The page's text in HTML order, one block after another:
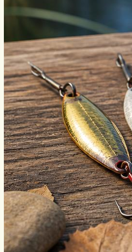
Воблеры
Поплавок
Виды ловли
Зимняя рыбалка
Нахлыст
Снаряжение
Эхолоты
Лодки и моторы
Узлы
Рецепты
Разное
Меню